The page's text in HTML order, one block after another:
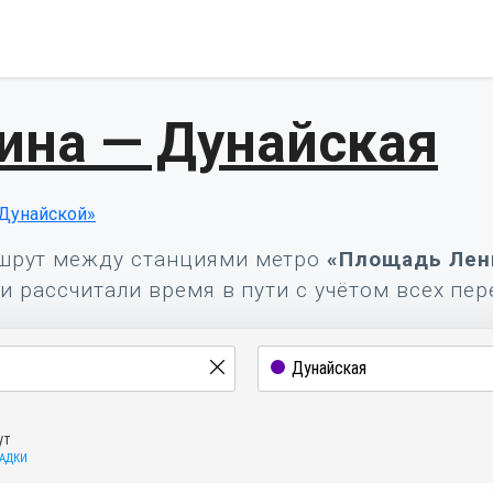
— Дунайская
между станциями метро«Площадь
рассчитали время в пути с учётом всех